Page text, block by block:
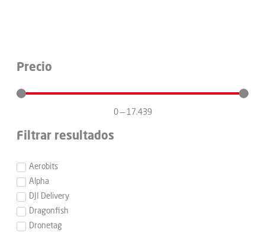
Precio
0 — 17.439
Filtrar resultados
Aerobits
Alpha
DJI Delivery
Dragonfish
Dronetag